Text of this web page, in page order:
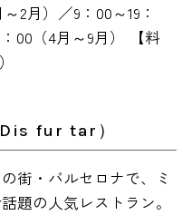
2月）／9：00～19：
00（4月～9月） 【料
fur tar）
街・バルセロナで、ミ
題の人気レストラン。